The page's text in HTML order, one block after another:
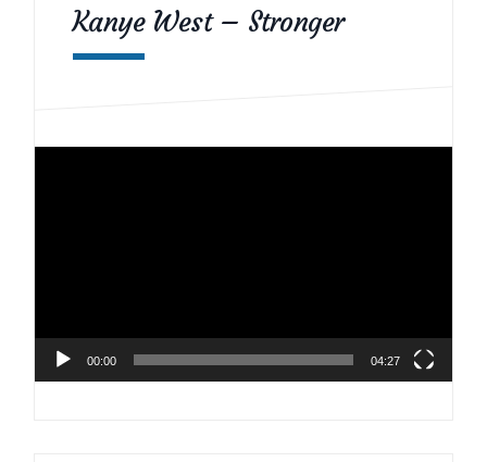
Kanye West – Stronger
00:00 04:27